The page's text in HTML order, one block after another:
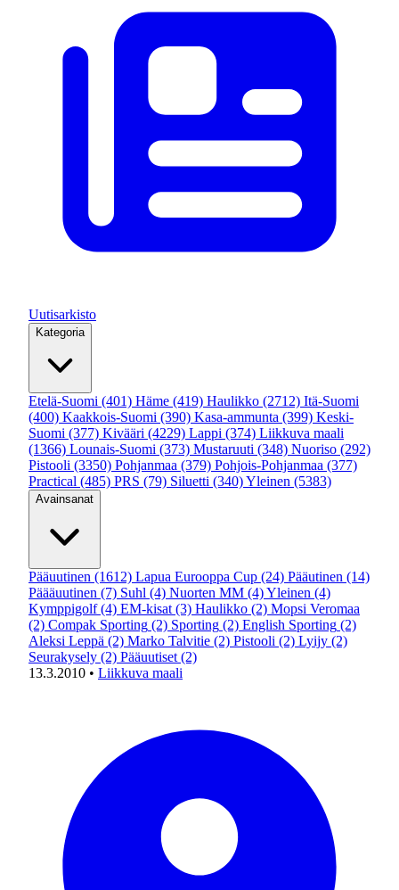
Uutisarkisto
Kategoria
Etelä-Suomi (401) Häme (419) Haulikko (2712) Itä-Suomi
(400) Kaakkois-Suomi (390) Kasa-ammunta (399) Keski-
Suomi (377) Kivääri (4229) Lappi (374) Liikkuva maali
(1366) Lounais-Suomi (373) Mustaruuti (348) Nuoriso (292)
Pistooli (3350) Pohjanmaa (379) Pohjois-Pohjanmaa (377)
Practical (485) PRS (79) Siluetti (340)Yleinen (5383)
Avainsanat
Pääuutinen (1612) Lapua Eurooppa Cup (24) Pääutinen (14)
Päääuutinen (7) Suhl (4) Nuorten MM (4)Yleinen (4)
Kymppigolf (4) EM-kisat (3) Haulikko (2) Mopsi Veromaa
(2) Compak Sporting (2) Sporting (2) English Sporting (2)
Aleksi Leppä (2) Marko Talvitie (2) Pistooli (2) Lyijy (2)
Seurakysely (2) Pääuutiset (2)
13.3.2010 • Liikkuva maali